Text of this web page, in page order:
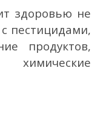
здоровью не
пестицидами,
продуктов,